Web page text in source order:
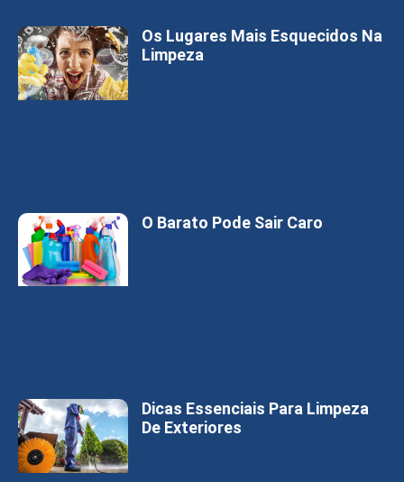
Os Lugares Mais Esquecidos Na
Limpeza
O Barato Pode Sair Caro
Dicas Essenciais Para Limpeza
De Exteriores